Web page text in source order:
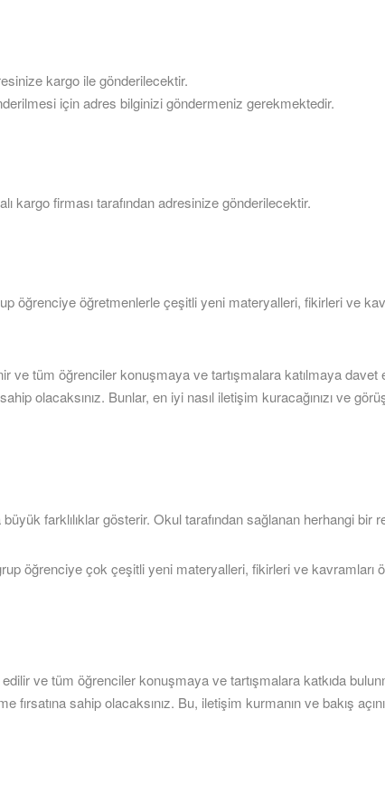
kargo ile gönderilecektir.
için adres bilginizi göndermeniz gerekmektedir.
kargo firması tarafından adresinize gönderilecektir.
öğrenciye öğretmenlerle çeşitli yeni materyalleri, fikirleri ve
ve tüm öğrenciler konuşmaya ve tartışmalara katılmaya
olacaksınız. Bunlar, en iyi nasıl iletişim kuracağınızı ve
farklılıklar gösterir. Okul tarafından sağlanan herhangi bir
öğrenciye çok çeşitli yeni materyalleri, fikirleri ve kavramları
ve tüm öğrenciler konuşmaya ve tartışmalara katkıda
sahip olacaksınız. Bu, iletişim kurmanın ve bakış